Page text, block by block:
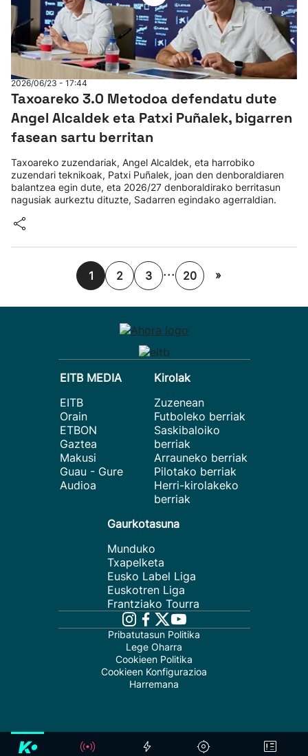
2026/06/23 - 17:44
Taxoareko 3.0 Metodoa defendatu dute
Angel Alcaldek eta Patxi Puñalek, bigarren
fasean sartu berritan
Taxoareko zuzendariak, Angel Alcaldek, eta harrobiko
zuzendari teknikoak, Patxi Puñalek, joan den denboraldiaren
balantzea egin dute, eta 2026/27 denboraldirako berritasun
nagusiak aurkeztu dituzte, Sadarren egindako agerraldian.
1 2 3 ... 20 »
EITB MEDIA
EITB
Orain
ETBON
Gaztea
Makusi
Guau - Gure
Audioa
Kirolak
Zuzenean
Futboleko berriak
Saskibaloiko
berriak
Arrauneko berriak
Pilotako berriak
Herri-kirolakeko
berriak
Gaurkotasuna
Munduko
Txapelketa
Eusko Label Liga
Euskotren Liga
Frantziako Tourra
Pribatutasun Politika
Lege Oharra
Cookieen Politika
Cookieen Konfigurazioa
Harremana